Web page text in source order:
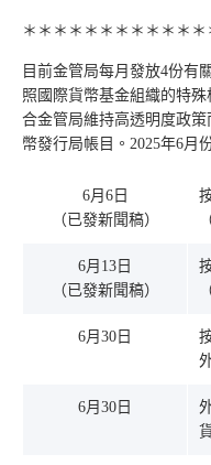
＊＊＊＊＊＊＊＊＊＊＊
目前金管局每月發放4份有
照國際貨幣基金組織的特
合金管局維持高透明度政
幣發行局帳目。2025年6月
6月6日
（已發新聞稿）
6月13日
（已發新聞稿）
6月30日
6月30日